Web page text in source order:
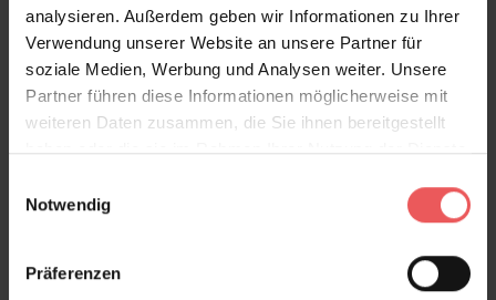
analysieren. Außerdem geben wir Informationen zu Ihrer
Verwendung unserer Website an unsere Partner für
soziale Medien, Werbung und Analysen weiter. Unsere
Partner führen diese Informationen möglicherweise mit
weiteren Daten zusammen, die Sie ihnen bereitgestellt
haben oder die sie im Rahmen Ihrer Nutzung der Dienste
Notwendig
Präferenzen